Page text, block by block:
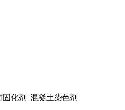
固化剂 混凝土染色剂